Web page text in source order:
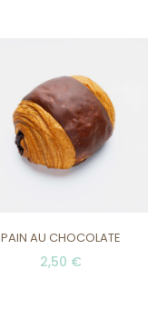
PAIN AU CHOCOLATE
2,50 €